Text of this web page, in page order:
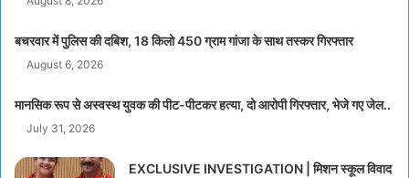
बचरवार में पुलिस की दबिश, 18 किलो 450 ग्राम गांजा के साथ तस्कर गिरफ्तार
August 6, 2026
मानसिक रूप से अस्वस्थ युवक की पीट-पीटकर हत्या, दो आरोपी गिरफ्तार, भेजे गए जेल..
July 31, 2026
EXCLUSIVE INVESTIGATION | मिशन स्कूल विवाद